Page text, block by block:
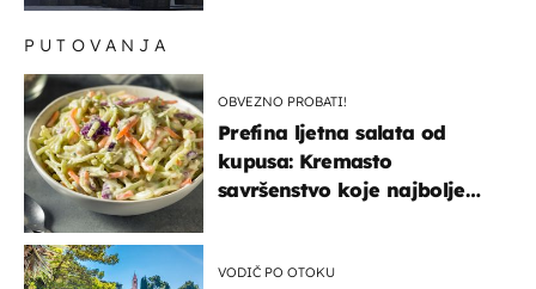
PUTOVANJA
OBVEZNO PROBATI!
Prefina ljetna salata od
kupusa: Kremasto
savršenstvo koje najbolje
VODIČ PO OTOKU